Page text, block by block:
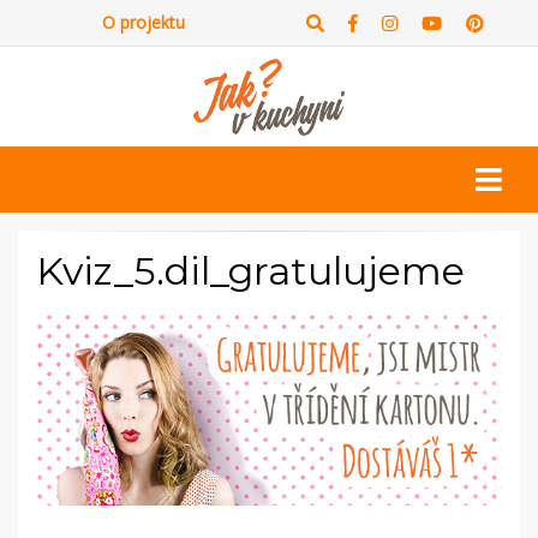
O projektu
Kviz_5.dil_gratulujeme